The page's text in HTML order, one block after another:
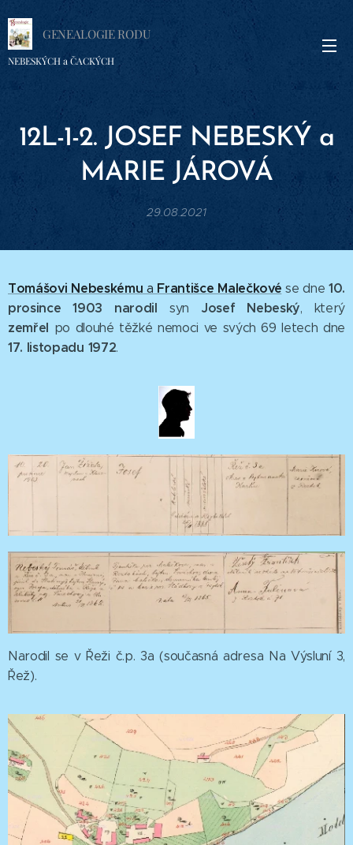
GENEALOGIE RODU
NEBESKÝCH a ČACKÝCH
12L-1-2. JOSEF NEBESKÝ a
MARIE JÁROVÁ
29.08.2021
Tomášovi Nebeskému a Františce Malečkové se dne 10.
prosince 1903
narodil syn Josef Nebeský, který
zemřel po dlouhé těžké nemoci ve svých 69 letech dne
17. listopadu 1972.
Narodil se v Řeži č.p. 3a (současná adresa Na Výsluní 3,
Řež).